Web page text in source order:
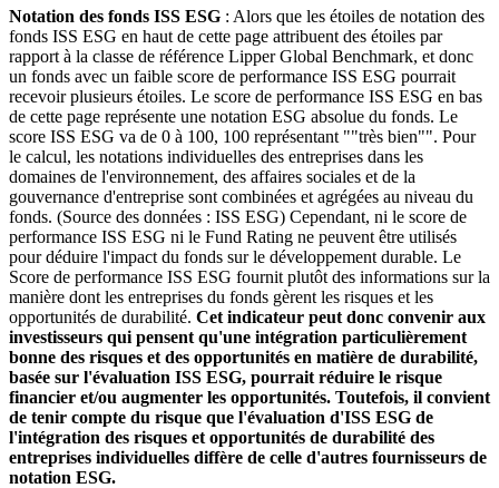
Notation des fonds ISS ESG : Alors que les étoiles de notation des
fonds ISS ESG en haut de cette page attribuent des étoiles par
rapport à la classe de référence Lipper Global Benchmark, et donc
un fonds avec un faible score de performance ISS ESG pourrait
recevoir plusieurs étoiles. Le score de performance ISS ESG en bas
de cette page représente une notation ESG absolue du fonds. Le
score ISS ESG va de 0 à 100, 100 représentant ""très bien"". Pour
le calcul, les notations individuelles des entreprises dans les
domaines de l'environnement, des affaires sociales et de la
gouvernance d'entreprise sont combinées et agrégées au niveau du
fonds. (Source des données : ISS ESG) Cependant, ni le score de
performance ISS ESG ni le Fund Rating ne peuvent être utilisés
pour déduire l'impact du fonds sur le développement durable. Le
Score de performance ISS ESG fournit plutôt des informations sur la
manière dont les entreprises du fonds gèrent les risques et les
opportunités de durabilité. Cet indicateur peut donc convenir aux
investisseurs qui pensent qu'une intégration particulièrement
bonne des risques et des opportunités en matière de durabilité,
basée sur l'évaluation ISS ESG, pourrait réduire le risque
financier et/ou augmenter les opportunités. Toutefois, il convient
de tenir compte du risque que l'évaluation d'ISS ESG de
l'intégration des risques et opportunités de durabilité des
entreprises individuelles diffère de celle d'autres fournisseurs de
notation ESG.